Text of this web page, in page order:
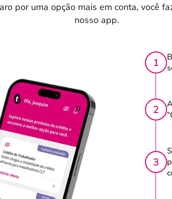
por uma opção mais em conta, você
nosso app.
1
2
3